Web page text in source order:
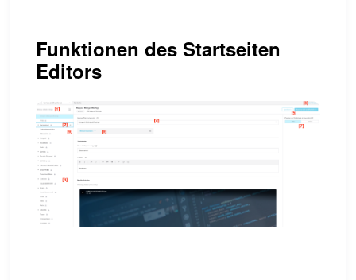
Funktionen des Startseiten
Editors